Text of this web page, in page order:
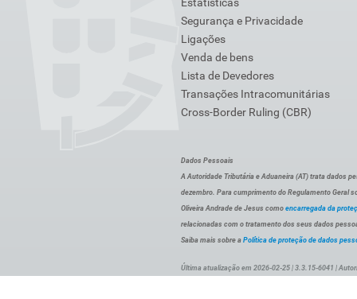
Segurança e Privacidade
Ligações
Venda de bens
Lista de Devedores
Transações Intracomunitárias
Cross-Border Ruling (CBR)
Dados Pessoais
A Autoridade Tributária e Aduaneira (AT) trata dados
dezembro. Para cumprimento do Regulamento Geral
Oliveira Andrade de Jesus como encarregada da
relacionadas com o tratamento dos seus dados
Saiba mais sobre a Política de proteção de dados
Última atualização em 2026-02-25 | 3.3.15-6041 |